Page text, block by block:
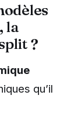
la
?
qu’il